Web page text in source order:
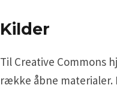
Kilder
Til Creative Commons
række åbne materialer.